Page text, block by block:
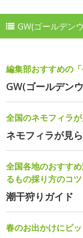
GW(ゴールデン
編集部おすすめの
GW(ゴールデン
全国のネモフィラ
ネモフィラが見
全国各地のおすす
るもの採り方のコ
潮干狩りガイド
春のお出かけにピッ